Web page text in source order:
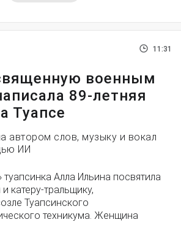
11:31
военным
89-летняя
Туапсе
автором слов, музыку и вокал
ИИ
Алла Ильина посвятила
катеру-тральщику,
Туапсинского
техникума. Женщина